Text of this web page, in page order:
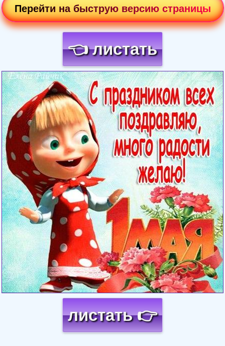
Перейти на быструю версию страницы
👈 листать
Загрузка картинки...
листать 👉